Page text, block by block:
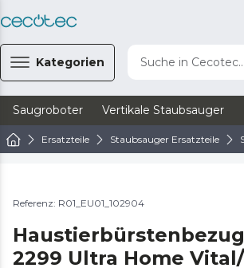
Kategorien Suche in Cecotec...
Saugroboter Vertikale Staubsauger
Ersatzteile Staubsauger Ersatzteile
Referenz: R01_EU01_102904
2299 Ultra Home